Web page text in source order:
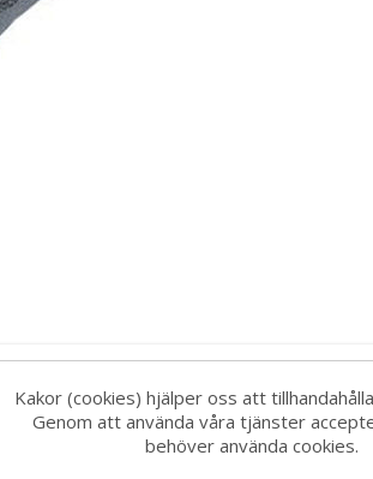
tack vare att handsken är mycket
den kontinuerligt under en åtta
Kakor (cookies) hjälper oss att
Genom att använda våra tjänster
behöver använda cookies.